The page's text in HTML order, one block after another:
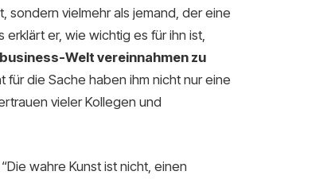
sondern vielmehr als jemand, der eine
er, wie wichtig es für ihn ist,
Welt vereinnahmen zu
die Sache haben ihm nicht nur eine
vieler Kollegen und
wahre Kunst ist nicht, einen